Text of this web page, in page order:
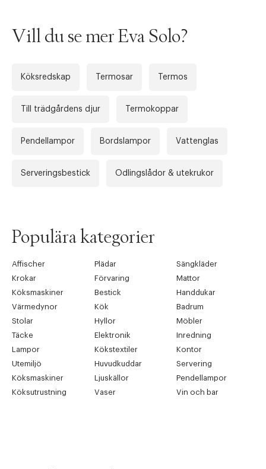
Tidigare
Vill du se mer Eva Solo?
Köksredskap Termosar Termos
Till trädgårdens djur Termokoppar
Pendellampor Bordslampor Vattenglas
Serveringsbestick Odlingslådor & utekrukor
Populära kategorier
Affischer Plädar
Sängkläder
Krokar
Förvaring
Mattor
Köksmaskiner
Bestick
Handdukar
Värmedynor
Kök
Badrum
Stolar
Hyllor
Möbler
Täcke
Elektronik
Inredning
Lampor
Kökstextiler
Kontor
Utemiljö
Huvudkuddar
Servering
Köksmaskiner
Ljuskällor
Pendellampor
Köksutrustning
Vaser Vin och bar